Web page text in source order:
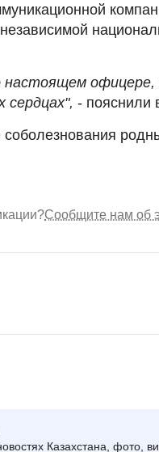
офицере,
сердцах", - пояснили
Сообщите нам об
Казахстана, фото,